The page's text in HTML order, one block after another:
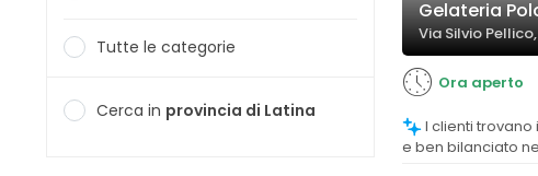
Tutte le categorie
Cerca in provincia di Latina
Gelateria
Via Silvio
Ora aperto
e ben bilanciato